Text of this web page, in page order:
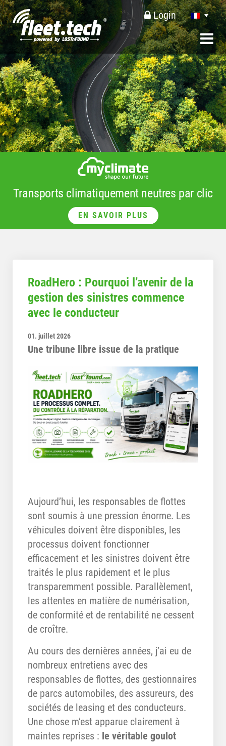
Login
Transports climatiquement neutres par clic
EN SAVOIR PLUS
RoadHero : Pourquoi l’avenir de la
gestion des sinistres commence
avec le conducteur
01. juillet 2026
Une tribune libre issue de la pratique
Aujourd’hui, les responsables de flottes
sont soumis à une pression énorme. Les
véhicules doivent être disponibles, les
processus doivent fonctionner
efficacement et les sinistres doivent être
traités le plus rapidement et le plus
transparemment possible. Parallèlement,
les attentes en matière de numérisation,
de conformité et de rentabilité ne cessent
de croître.
Au cours des dernières années, j’ai eu de
nombreux entretiens avec des
responsables de flottes, des gestionnaires
de parcs automobiles, des assureurs, des
sociétés de leasing et des conducteurs.
Une chose m’est apparue clairement à
maintes reprises : le véritable goulot